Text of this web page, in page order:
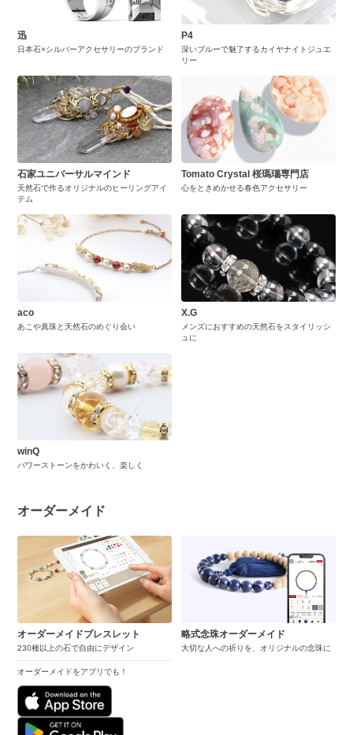
迅
日本石×シルバーアクセサリーのブランド
P4
深いブルーで魅了するカイヤナイトジュエ
リー
石家ユニバーサルマインド
天然石で作るオリジナルのヒーリングアイ
テム
Tomato Crystal 桜瑪瑙専門店
心をときめかせる春色アクセサリー
aco
あこや真珠と天然石のめぐり会い
X.G
メンズにおすすめの天然石をスタイリッシ
ュに
winQ
パワーストーンをかわいく、楽しく
オーダーメイド
オーダーメイドブレスレット
230種以上の石で自由にデザイン
オーダーメイドをアプリでも！
略式念珠オーダーメイド
大切な人への祈りを、オリジナルの念珠に